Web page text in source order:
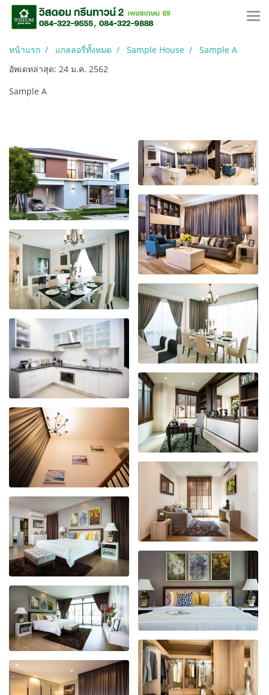
หน้าแรก แกลลอรี่ทั้งหมด Sample House
Sample A
อัพเดทล่าสุด: 24 ม.ค. 2562
Sample A